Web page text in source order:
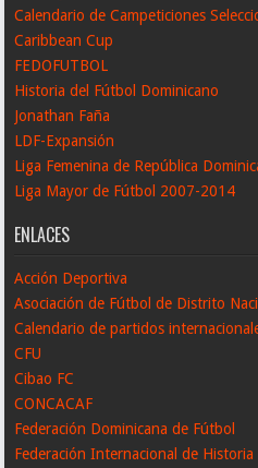
Calendario de Campeticiones
Caribbean Cup
FEDOFUTBOL
Historia del Fútbol Dominicano
Jonathan Faña
LDF-Expansión
Liga Femenina de República
Liga Mayor de Fútbol 2007-2014
ENLACES
Acción Deportiva
Asociación de Fútbol de Distrito
Calendario de partidos
CFU
Cibao FC
CONCACAF
Federación Dominicana de Fútbol
Federación Internacional de Historia